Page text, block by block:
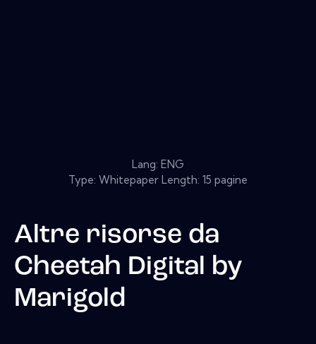
Lang: ENG
Type: Whitepaper Length: 15 pagine
Altre risorse da
Cheetah Digital by
Marigold